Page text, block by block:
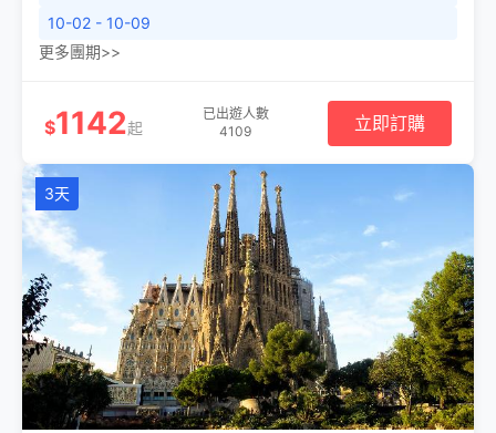
10-02 - 10-09
更多團期>>
$1142起
已出遊人數
4109
立即訂購
3天